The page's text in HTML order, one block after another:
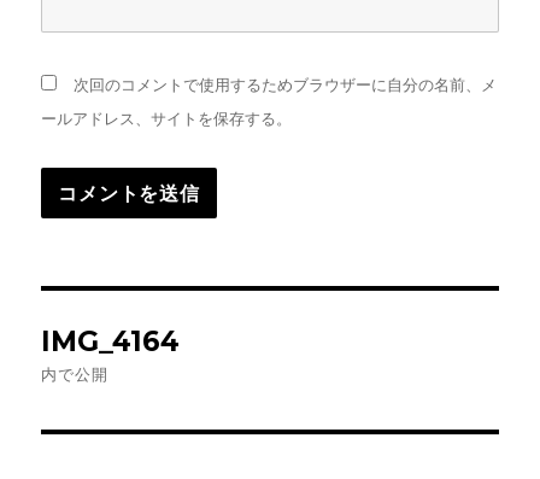
次回のコメントで使用するためブラウザーに自分の名前、メ
ールアドレス、サイトを保存する。
稿
IMG_4164
内で公開